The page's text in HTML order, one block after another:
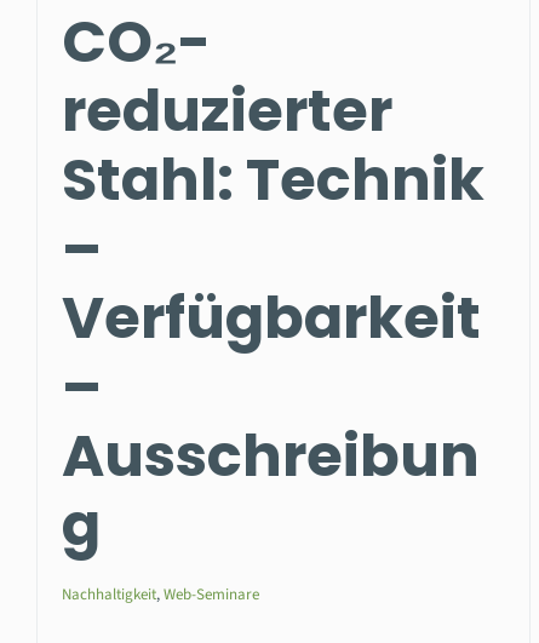
CO₂-
reduzierter
Stahl: Technik
–
Verfügbarkeit
–
Ausschreibun
g
Nachhaltigkeit,Web-Seminare